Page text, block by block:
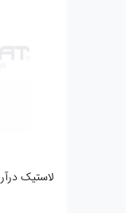
لاستیک درآر ۳ پدال سینی بزرگ FLYING-BL545